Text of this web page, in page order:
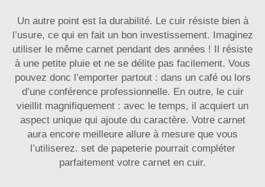
Un autre point est la durabilité. Le cuir résiste bien à
l’usure, ce qui en fait un bon investissement. Imaginez
utiliser le même carnet pendant des années ! Il résiste
à une petite pluie et ne se délite pas facilement. Vous
pouvez donc l’emporter partout : dans un café ou lors
d’une conférence professionnelle. En outre, le cuir
vieillit magnifiquement : avec le temps, il acquiert un
aspect unique qui ajoute du caractère. Votre carnet
aura encore meilleure allure à mesure que vous
l’utiliserez. set de papeterie pourrait compléter
parfaitement votre carnet en cuir.